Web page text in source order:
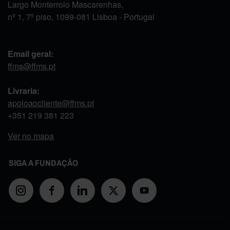
Largo Monterroio Mascarenhas,
nº 1, 7º piso, 1099-081 Lisboa - Portugal
Email geral:
ffms@ffms.pt
Livraria:
apoioaocliente@ffms.pt
+351 219 381 223
Ver no mapa
SIGA A FUNDAÇÃO